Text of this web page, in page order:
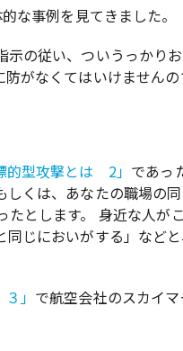
な事例を見てきました。
の従い、ついうっかり
がなくてはいけません
的型攻撃とは 2」 であっ
くは、あなたの職場の
とします。 身近な人が
じにおいがする」など
」 で航空会社のスカイ